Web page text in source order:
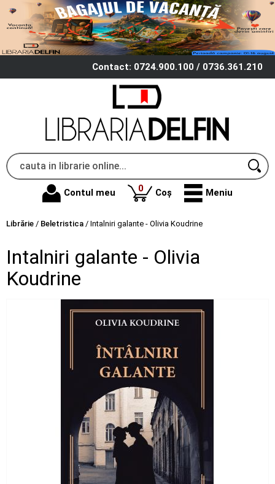
Contact: 0724.900.100 / 0736.361.210
Contul meu 0produse
Coș Meniu
Librărie / Beletristica / Intalniri galante - Olivia Koudrine
Intalniri galante - Olivia
Koudrine